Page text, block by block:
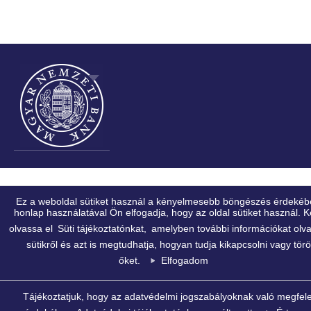
Ez a weboldal sütiket használ a kényelmesebb böngészés
honlap használatával Ön elfogadja, hogy az oldal sütiket használ.
olvassa el Süti tájékoztatónkat,
amelyben további információkat
sütikről és azt is megtudhatja, hogyan tudja kikapcsolni vagy
őket.
Elfogadom
Tájékoztatjuk, hogy az adatvédelmi jogszabályoknak való